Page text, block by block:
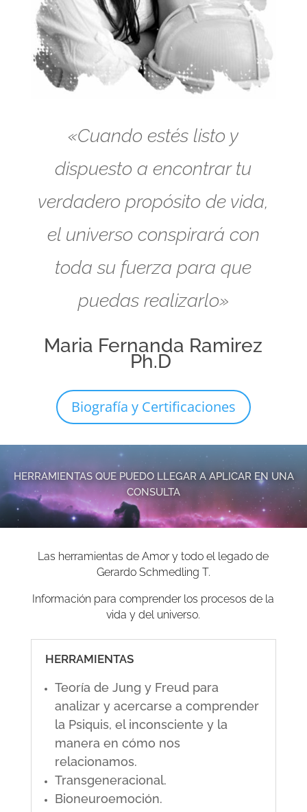
«Cuando estés listo y
dispuesto a encontrar tu
verdadero propósito de vida,
el universo conspirará con
toda su fuerza para que
puedas realizarlo»
Maria Fernanda Ramirez
Ph.D
Biografía y Certificaciones
HERRAMIENTAS QUE PUEDO LLEGAR A APLICAR EN UNA
CONSULTA
Las herramientas de Amor y todo el legado de
Gerardo Schmedling T.
Información para comprender los procesos de la
vida y del universo.
HERRAMIENTAS
Teoría de Jung y Freud para
analizar y acercarse a comprender
la Psiquis, el inconsciente y la
manera en cómo nos
relacionamos.
Transgeneracional.
Bioneuroemoción.